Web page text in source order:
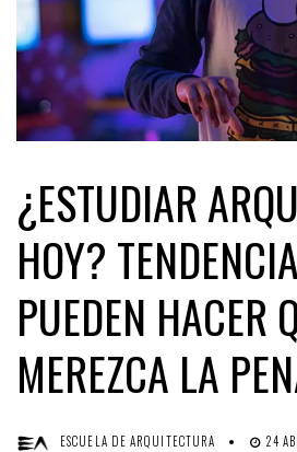
¿ESTUDIAR
HOY?
PUEDEN HACER
MEREZCA LA
ESCUELA DE ARQUITECTURA 24